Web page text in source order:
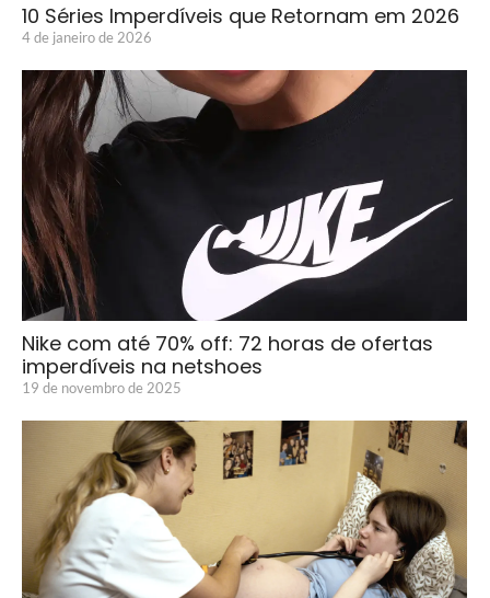
10 Séries Imperdíveis que Retornam em 2026
4 de janeiro de 2026
Nike com até 70% off: 72 horas de ofertas
imperdíveis na netshoes
19 de novembro de 2025